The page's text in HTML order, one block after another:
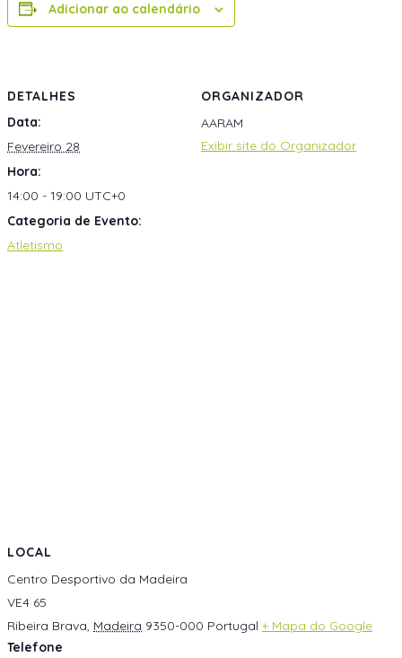
Adicionar ao calendário
DETALHES
Data:
Fevereiro 28
Hora:
14:00 - 19:00 UTC+0
Categoria de Evento:
Atletismo
ORGANIZADOR
AARAM
Exibir site do Organizador
LOCAL
Centro Desportivo da Madeira
VE4 65
Ribeira Brava, Madeira 9350-000 Portugal + Mapa do Google
Telefone